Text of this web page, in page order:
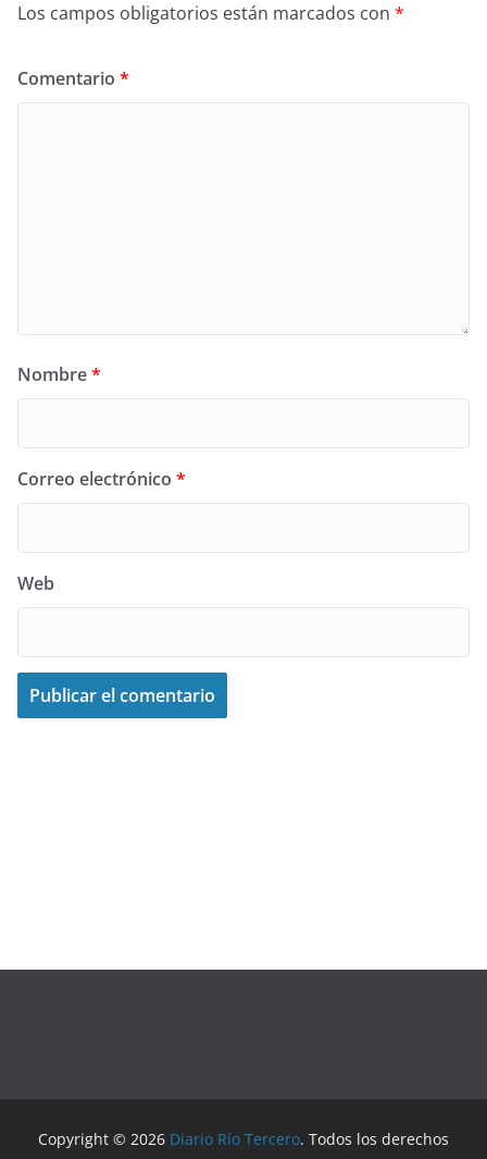
Los campos obligatorios están marcados con *
Comentario *
Nombre*
Correo electrónico *
Web
Copyright © 2026 Diario Río Tercero. Todos los derechos